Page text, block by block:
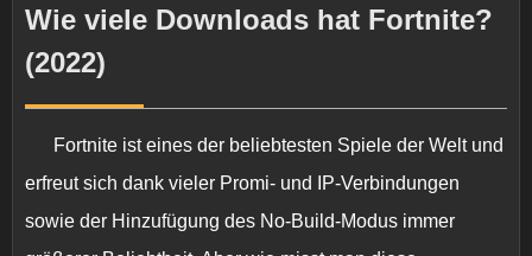
Wie viele Downloads hat Fortnite?
(2022)
Fortnite ist eines der beliebtesten Spiele der Welt und
erfreut sich dank vieler Promi- und IP-Verbindungen
sowie der Hinzufügung des No-Build-Modus immer